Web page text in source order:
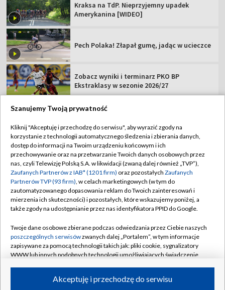
Kraksa na TdP. Nieprzyjemny upadek
Amerykanina [WIDEO]
Pech Polaka! Złapał gumę, jadąc w ucieczce
Zobacz wyniki i terminarz PKO BP
Ekstraklasy w sezonie 2026/27
TVP
Abonament TVP
Sklep TVP
Biuro Reklamy
Oferta Handlowa
Emisja w TVP
Rada Programowa
Ogłoszenia przetargowe
Akademia Telewizyjna
Regulamin TVP
Polityka prywatności
Moje zgody
Biuro reklamy
Kanały
©2026 Telewizja Polska Spółka Akcyjna w likwidacji
Szanujemy Twoją prywatność
Kliknij "Akceptuję i przechodzę do serwisu", aby wyrazić zgody na
korzystanie z technologii automatycznego śledzenia i zbierania danych,
dostęp do informacji na Twoim urządzeniu końcowym i ich
przechowywanie oraz na przetwarzanie Twoich danych osobowych przez
nas, czyli Telewizję Polską S.A. w likwidacji (zwaną dalej również „TVP”),
Zaufanych Partnerów z IAB* (1201 firm) oraz pozostałych Zaufanych
Partnerów TVP (93 firm), w celach marketingowych (w tym do
zautomatyzowanego dopasowania reklam do Twoich zainteresowań i
mierzenia ich skuteczności) i pozostałych, które wskazujemy poniżej, a
także zgody na udostępnianie przez nas identyfikatora PPID do Google.
Twoje dane osobowe zbierane podczas odwiedzania przez Ciebie naszych
poszczególnych serwisówzwanych dalej „Portalem”, w tym informacje
zapisywane za pomocą technologii takich jak: pliki cookie, sygnalizatory
WWW lub innych podobnych technologii umożliwiających świadczenie
ruchu w Internecie.Akceptuję i przechodzę do serwisu